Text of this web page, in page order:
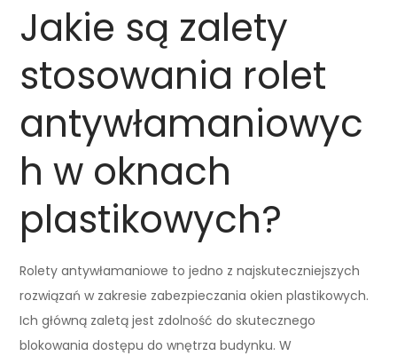
Jakie są zalety
stosowania rolet
antywłamaniowyc
h w oknach
plastikowych?
Rolety antywłamaniowe to jedno z najskuteczniejszych
rozwiązań w zakresie zabezpieczania okien plastikowych.
Ich główną zaletą jest zdolność do skutecznego
blokowania dostępu do wnętrza budynku. W